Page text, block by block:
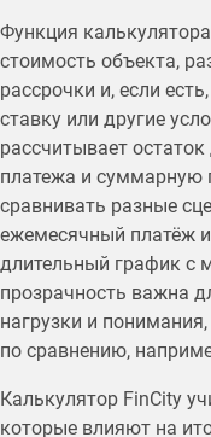
Функция
стоимость объекта,
рассрочки и, если
ставку или другие
рассчитывает
платежа и суммарную
сравнивать разные
ежемесячный платёж
длительный график с
прозрачность важна
нагрузки и
по сравнению,
Калькулятор FinCity
которые влияют на